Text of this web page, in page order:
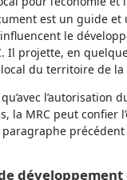
est un guide et
le
Il projette, en
du territoire de la
l’autorisation
la MRC peut confier